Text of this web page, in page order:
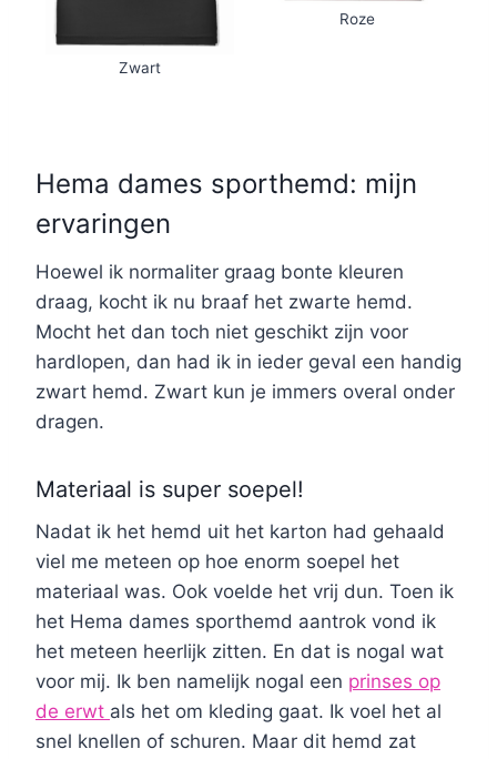
Zwart
Roze
Hema dames sporthemd: mijn
ervaringen
Hoewel ik normaliter graag bonte kleuren
draag, kocht ik nu braaf het zwarte hemd.
Mocht het dan toch niet geschikt zijn voor
hardlopen, dan had ik in ieder geval een handig
zwart hemd. Zwart kun je immers overal onder
dragen.
Materiaal is super soepel!
Nadat ik het hemd uit het karton had gehaald
viel me meteen op hoe enorm soepel het
materiaal was. Ook voelde het vrij dun. Toen ik
het Hema dames sporthemd aantrok vond ik
het meteen heerlijk zitten. En dat is nogal wat
voor mij. Ik ben namelijk nogal een prinses op
de erwt als het om kleding gaat. Ik voel het al
snel knellen of schuren. Maar dit hemd zat